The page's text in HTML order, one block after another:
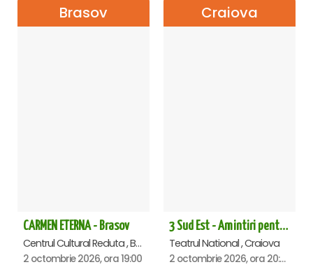
Brasov
CARMEN ETERNA - Brasov
Centrul Cultural Reduta , Brasov
2 octombrie 2026, ora 19:00
Craiova
3 Sud Est - Amintiri pentru o viata - Craiova
Teatrul National , Craiova
2 octombrie 2026, ora 20:00